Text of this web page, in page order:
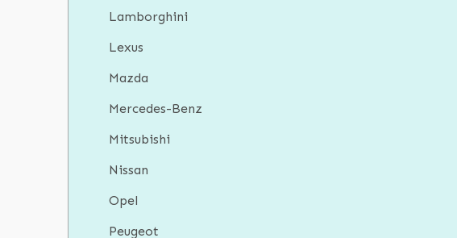
Lamborghini
Lexus
Mazda
Mercedes-Benz
Mitsubishi
Nissan
Opel
Peugeot